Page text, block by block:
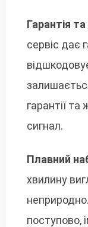
Гарантія
сервіс дає
гарантії
сигнал.
Плавний
хвилину
поступово,